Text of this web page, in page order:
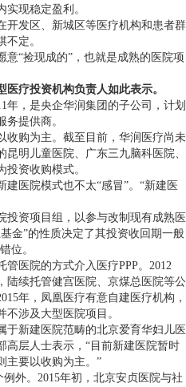
现稳定盈利。
开发区、新城区等医疗机构和患者群
定。
“捡现成的”，也就是成熟的医院项
疗投资机构负责人如此表示。
年，是央企华润集团的子公司，计划
提供商。
收购为主。截至目前，华润医疗尚未
明儿童医院、广东三九脑科医院、
资收购模式。
医院模式也不太“感冒”。“新建医
投资项目组，以参与改制现有成熟医
金”的性质决定了其投资收回期一般
位。
医院的方式介入医疗PPP。2012
陆续托管健宫医院、京煤总医院等公
年，凤凰医疗有意自建医疗机构，
涉及大型医院项目。
于新建医院范畴的北京爱育华妇儿医
高层人士表示，“目前新建医院暂时
主要以收购为主。”
外。2015年初，北京安贞医院与社